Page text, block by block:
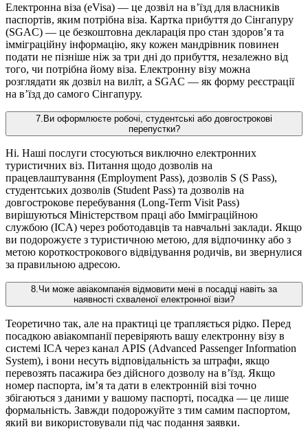
Електронна віза (eVisa) — це дозвіл на в’їзд для власників
паспортів, яким потрібна віза. Картка прибуття до Сінгапуру
(SGAC) — це безкоштовна декларація про стан здоров’я та
імміграційну інформацію, яку кожен мандрівник повинен
подати не пізніше ніж за три дні до прибуття, незалежно від
того, чи потрібна йому віза. Електронну візу можна
розглядати як дозвіл на виліт, а SGAC — як форму реєстрації
на в’їзд до самого Сінгапуру.
7 Ви оформлюєте робочі, студентські або довгострокові
перепустки?
Ні. Наші послуги стосуються виключно електронних
туристичних віз. Питання щодо дозволів на
працевлаштування (Employment Pass), дозволів S (S Pass),
студентських дозволів (Student Pass) та дозволів на
довгострокове перебування (Long-Term Visit Pass)
вирішуються Міністерством праці або Імміграційною
службою (ICA) через роботодавців та навчальні заклади. Якщо
ви подорожуєте з туристичною метою, для відпочинку або з
метою короткострокового відвідування родичів, ви звернулися
за правильною адресою.
8 Чи може авіакомпанія відмовити мені в посадці навіть за
наявності схваленої електронної візи?
Теоретично так, але на практиці це трапляється рідко. Перед
посадкою авіакомпанії перевіряють вашу електронну візу в
системі ICA через канал APIS (Advanced Passenger Information
System), і вони несуть відповідальність за штрафи, якщо
перевозять пасажира без дійсного дозволу на в’їзд. Якщо
номер паспорта, ім’я та дати в електронній візі точно
збігаються з даними у вашому паспорті, посадка — це лише
формальність. Завжди подорожуйте з тим самим паспортом,
який ви використовували під час подання заявки.